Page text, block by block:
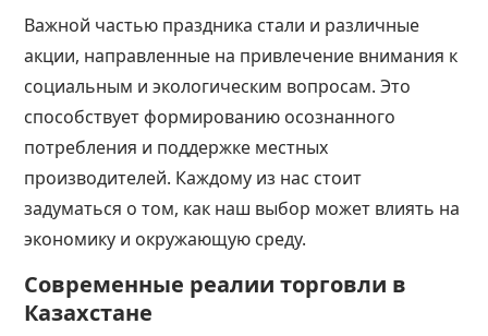
Важной частью праздника стали и различные
акции, направленные на привлечение внимания к
социальным и экологическим вопросам. Это
способствует формированию осознанного
потребления и поддержке местных
производителей. Каждому из нас стоит
задуматься о том, как наш выбор может влиять на
экономику и окружающую среду.
Современные реалии торговли в
Казахстане